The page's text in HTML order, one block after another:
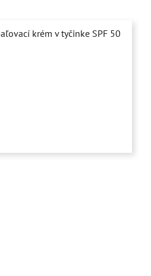
krém v tyčinke SPF 50